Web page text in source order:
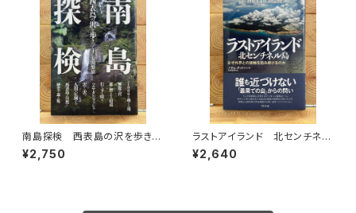
南島探検 西表島の沢を歩きつ
くす
¥2,750
ラストアイランド 北センチネル
島 なぜ外界との接触を拒み続
けるのか
¥2,640